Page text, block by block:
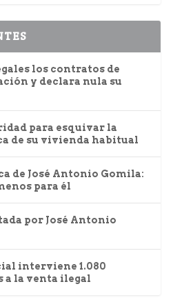
los contratos de
y declara nula su
para esquivar la
de su vivienda habitual
de José Antonio Gomila:
para él
por José Antonio
interviene 1.080
a la venta ilegal